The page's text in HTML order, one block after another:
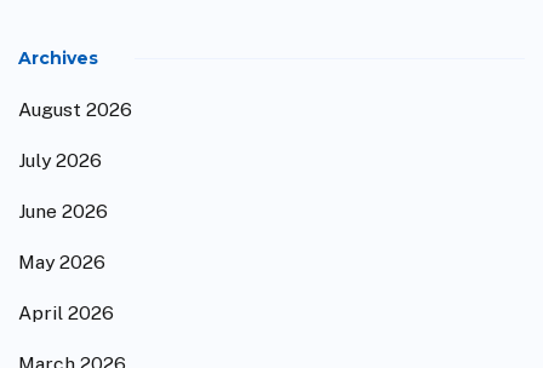
Archives
August 2026
July 2026
June 2026
May 2026
April 2026
March 2026